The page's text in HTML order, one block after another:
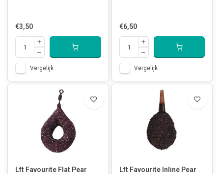
€3,50
Vergelijk
€6,50
Vergelijk
Lft Favourite Flat Pear
Lft Favourite Inline Pear